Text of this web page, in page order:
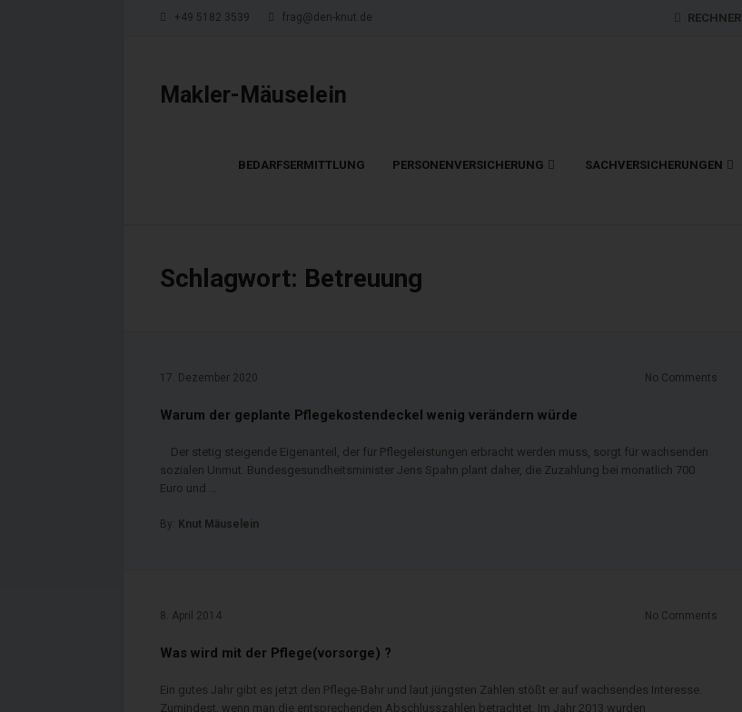
+49 5182 3539 frag@den-knut.de RECHNER
Makler-Mäuselein
BEDARFSERMITTLUNG PERSONENVERSICHERUNG SACHVERSICHERUNGEN
Schlagwort: Betreuung
17. Dezember 2020 No Comments
Warum der geplante Pflegekostendeckel wenig verändern würde
Der stetig steigende Eigenanteil, der für Pflegeleistungen erbracht werden muss, sorgt für wachsenden
sozialen Unmut. Bundesgesundheitsminister Jens Spahn plant daher, die Zuzahlung bei monatlich 700
Euro und …
By: Knut Mäuselein
8. April 2014 No Comments
Was wird mit der Pflege(vorsorge) ?
Ein gutes Jahr gibt es jetzt den Pflege-Bahr und laut jüngsten Zahlen stößt er auf wachsendes Interesse.
Zumindest, wenn man die entsprechenden Abschlusszahlen betrachtet. Im Jahr 2013 wurden